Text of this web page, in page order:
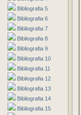
Bibliografia 5
Bibliografia 6
Bibliografia 7
Bibliografia 8
Bibliografia 9
Bibliografia 10
Bibliografia 11
Bibliografia 12
Bibliografia 13
Bibliografia 14
Bibliografia 15